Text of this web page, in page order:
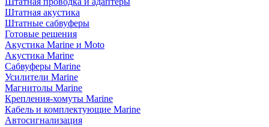
Штатная акустика
Штатные сабвуферы
Готовые решения
Акустика Marine и Moto
Акустика Marine
Сабвуферы Marine
Усилители Marine
Магнитолы Marine
Крепления-хомуты Marine
Кабель и комплектующие Marine
Автосигнализация